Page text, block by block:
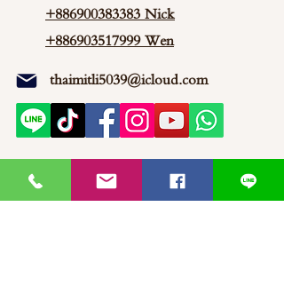
+886900383383 Nick
+886903517999 Wen
thaimitli5039@icloud.com